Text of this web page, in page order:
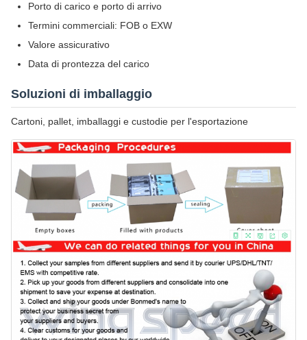
Porto di carico e porto di arrivo
Termini commerciali: FOB o EXW
Valore assicurativo
Data di prontezza del carico
Soluzioni di imballaggio
Cartoni, pallet, imballaggi e custodie per l'esportazione